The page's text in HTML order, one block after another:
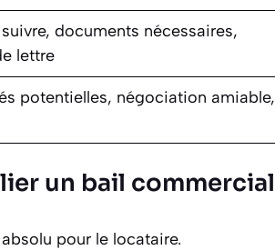
documents nécessaires,
lettre
potentielles, négociation amiable,
un bail commercial
pour le locataire.